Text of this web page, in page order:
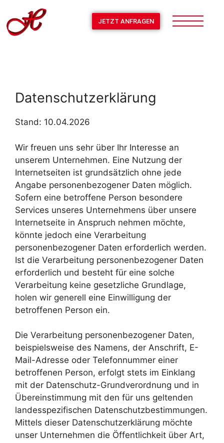
JETZT ANFRAGEN
Datenschutzerklärung
Stand: 10.04.2026
Wir freuen uns sehr über Ihr Interesse an
unserem Unternehmen. Eine Nutzung der
Internetseiten ist grundsätzlich ohne jede
Angabe personenbezogener Daten möglich.
Sofern eine betroffene Person besondere
Services unseres Unternehmens über unsere
Internetseite in Anspruch nehmen möchte,
könnte jedoch eine Verarbeitung
personenbezogener Daten erforderlich werden.
Ist die Verarbeitung personenbezogener Daten
erforderlich und besteht für eine solche
Verarbeitung keine gesetzliche Grundlage,
holen wir generell eine Einwilligung der
betroffenen Person ein.
Die Verarbeitung personenbezogener Daten,
beispielsweise des Namens, der Anschrift, E-
Mail-Adresse oder Telefonnummer einer
betroffenen Person, erfolgt stets im Einklang
mit der Datenschutz-Grundverordnung und in
Übereinstimmung mit den für uns geltenden
landesspezifischen Datenschutzbestimmungen.
Mittels dieser Datenschutzerklärung möchte
unser Unternehmen die Öffentlichkeit über Art,